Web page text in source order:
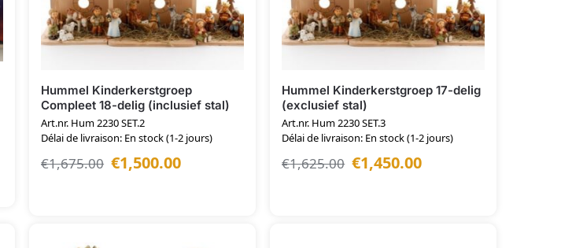
Hummel Kinderkerstgroep
Compleet 18-delig (inclusief stal)
Art.nr. Hum 2230 SET.2
Délai de livraison: En stock (1-2 jours)
€1,675.00 €1,500.00
Hummel Kinderkerstgroep 17-delig
(exclusief stal)
Art.nr. Hum 2230 SET.3
Délai de livraison: En stock (1-2 jours)
€1,625.00 €1,450.00